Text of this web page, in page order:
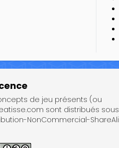
de jeu présents (ou
sont distribués sous
NonCommercial-